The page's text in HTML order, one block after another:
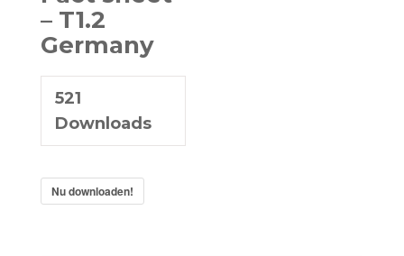
– T1.2
Germany
521
Downloads
Nu downloaden!